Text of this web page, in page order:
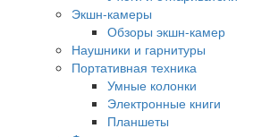
Экшн-камеры
Обзоры экшн-камер
Наушники и гарнитуры
Портативная техника
Умные колонки
Электронные книги
Планшеты